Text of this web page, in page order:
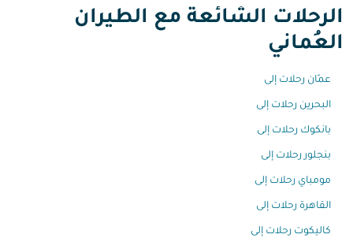
الرحلات الشائعة مع الطيران
العُماني
عمّان رحلات إلى
البحرين رحلات إلى
بانكوك رحلات إلى
بنجلور رحلات إلى
مومباي رحلات إلى
القاهرة رحلات إلى
كاليكوت رحلات إلى